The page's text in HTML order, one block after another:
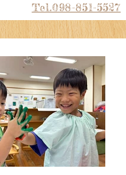
Tel.098-851-5527